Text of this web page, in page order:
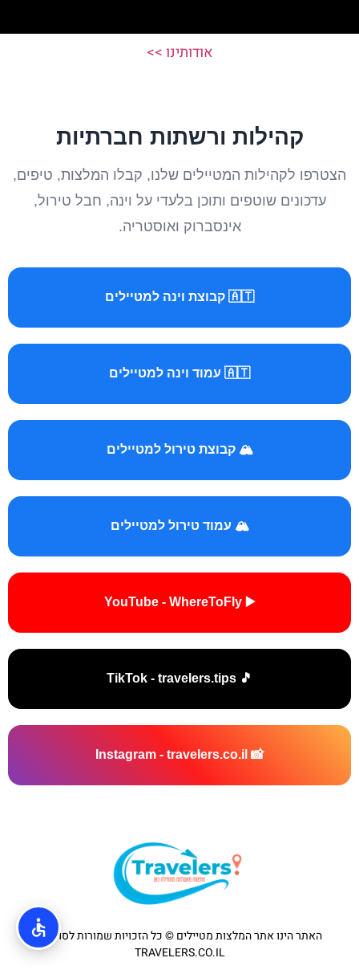
אודותינו >>
קהילות ורשתות חברתיות
הצטרפו לקהילות המטיילים שלנו, קבלו המלצות, טיפים,
עדכונים שוטפים ותוכן בלעדי על וינה, חבל טירול,
אינסברוק ואוסטריה.
🇦🇹 קבוצת וינה למטיילים
🇦🇹 עמוד וינה למטיילים
🏔️ קבוצת טירול למטיילים
🏔️ עמוד טירול למטיילים
▶️ YouTube - WhereToFly
🎵 TikTok - travelers.tips
📸 Instagram - travelers.co.il
האתר הינו אתר המלצות מטיילים © כל הזכויות שמורות לסוכנות
TRAVELERS.CO.IL